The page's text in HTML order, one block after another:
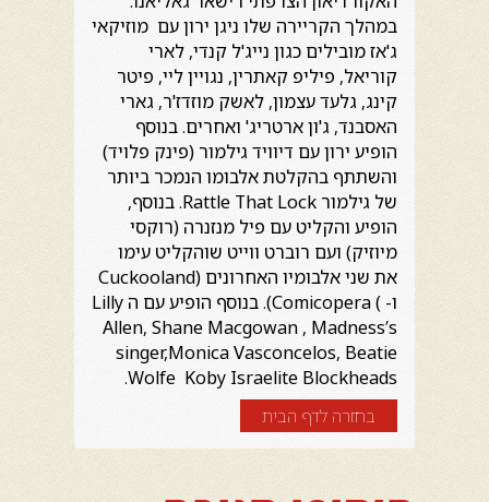
במהלך הקריירה שלו ניגן ירון עם מוזיקאי
ג'אז מובילים כגון נייג'ל קנדי, לארי
קוריאל, פיליפ קאתרין, נגויין ליי, פיטר
קינג, גלעד עצמון, לאשק מוזדז'ר, גארי
האסבנד, ג'ון ארטריג' ואחרים. בנוסף
הופיע ירון עם דיוויד גילמור (פינק פלויד)
והשתתף בהקלטת אלבומו הנמכר ביותר
של גילמור Rattle That Lock. בנוסף,
הופיע והקליט עם פיל מנזנרה (רוקסי
מיוזיק) ועם רוברט ווייט שוהקליט עימו
את שני אלבומיו האחרונים (Cuckooland
ו- ) Comicopera). בנוסף הופיע עם ה Lilly
Allen, Shane Macgowan , Madness’s
singer,Monica Vasconcelos, Beatie
Wolfe Koby Israelite Blockheads.
בחזרה לדף הבית